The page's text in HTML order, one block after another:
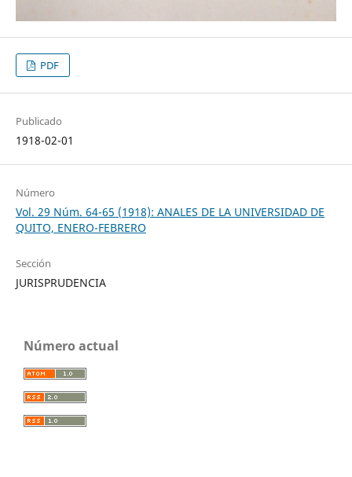
PDF
Publicado
1918-02-01
Número
Vol. 29 Núm. 64-65 (1918): ANALES DE LA UNIVERSIDAD DE
QUITO, ENERO-FEBRERO
Sección
JURISPRUDENCIA
Número actual